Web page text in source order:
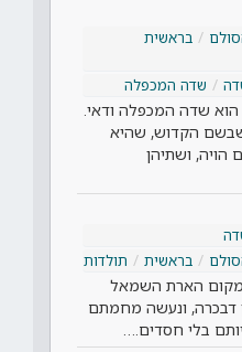
בראשית
שדה המכפלה
שדה המכפלה ודאי.
שבשם הקדוש, שהיא
ושתיהן
בראשית תולדות
הארת השמאל
ונעשה מחמתם
בלי חסדים.…